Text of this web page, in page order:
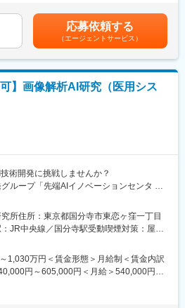
サインする体制が整っています。
る業務
、生成AIなど）
ステム、ウェアラブルデバイスなど)
、カーナビゲーションなど)
ーム、スマートフォン、無線基地局な
、Pythonなど
て、あらゆる業界の先端技術開発の現場
さと深さ
までも目安の金額であり、選考を通じて上
。月給(月額)は固定手当を含めた表記で
応募依頼する
（エージェントサービス）
】画像解析AI研究（医用シス
術開発に挑戦しませんか？
ループ「先端AIイノベーションセンタ ビ
支援や予防医療を革新する新たなソリュー
。血液分析装置や病理画像、細菌画像な
所住所：東京都国分寺市東恋ヶ窪一丁目
JR中央線／国分寺駅受動喫煙対策：屋内
1,030万円＜賃金形態＞月給制＜賃金内訳
円～605,000円＜月給＞540,000円～